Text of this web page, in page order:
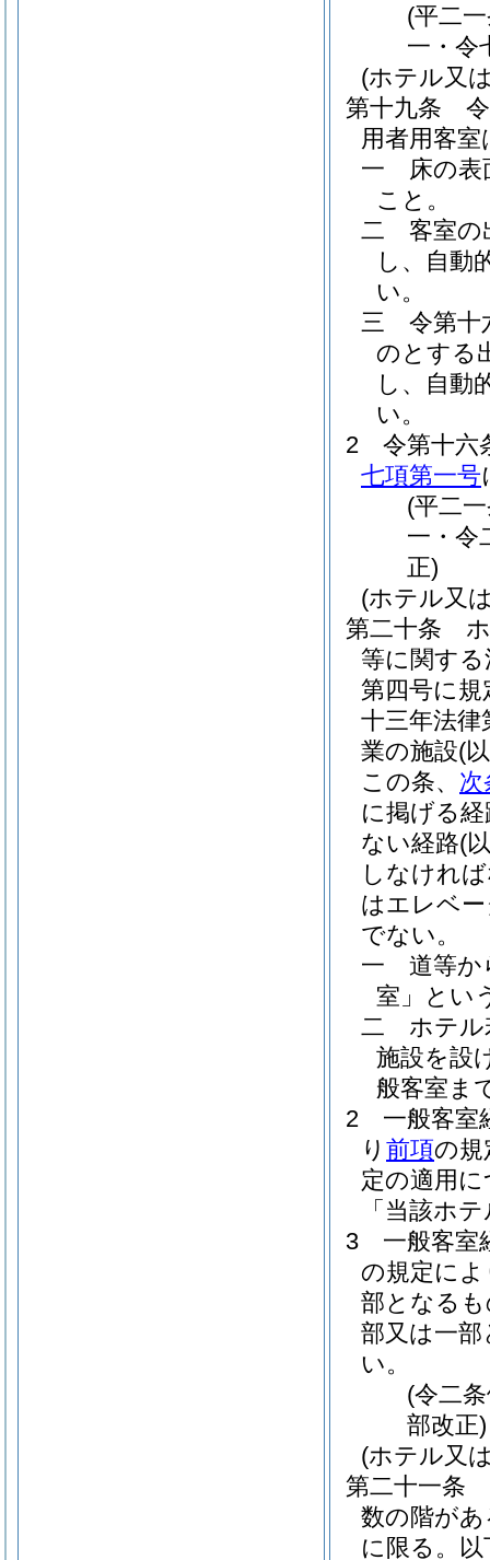
(平二
一・令
(ホテル又
第十九条
用者用客
一
床の
こと。
二
客室の
し、自動
い。
三
令第十
のとする
し、自動
い。
2
令第十六
七項第一号
(平二
一・令
正)
(ホテル又
第二十条
等に関する
第四号に
十三年法律
業の施設(
この条、 次
に掲げる
ない経路(
しなけれ
はエレベ
でない。
一
道等か
室」とい
二
ホテル
施設を設
般客室ま
2
一般客室
り 前項の規
定の適用
「当該ホ
3
一般客室
の規定に
部となる
部又は一
い。
(令二
部改正)
(ホテル又
第二十一条
数の階が
に限る。